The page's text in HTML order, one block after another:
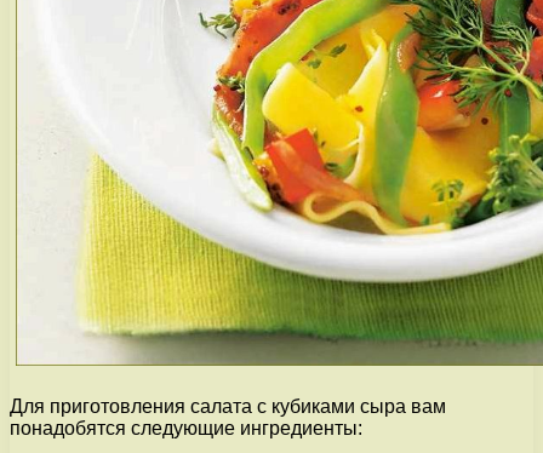
Для приготовления салата с кубиками сыра вам
понадобятся следующие ингредиенты: